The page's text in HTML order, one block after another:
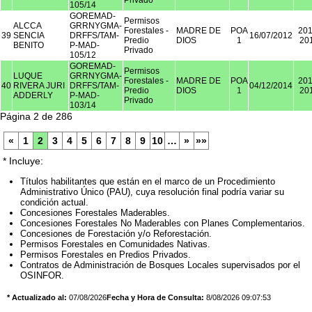
105/14
39
ALCCA
SENCIA
BENITO
GOREMAD-
GRRNYGMA-
DRFFS/TAM-
P-MAD-
105/12
Permisos
Forestales -
Predio
Privado
MADRE DE
DIOS
POA
1
16/07/2012
40
LUQUE
RIVERA JURI
ADDERLY
GOREMAD-
GRRNYGMA-
DRFFS/TAM-
P-MAD-
103/14
Permisos
Forestales -
Predio
Privado
MADRE DE
DIOS
POA
1
04/12/2014
Página 2 de 286
« 1 2 3 4 5 6 7 8 9 10 … » »»
* Incluye:
Títulos habilitantes que están en el marco de un Procedimiento
Administrativo Único (PAU), cuya resolución final podría variar su
condición actual.
Concesiones Forestales Maderables.
Concesiones Forestales No Maderables con Planes Complementarios.
Concesiones de Forestación y/o Reforestación.
Permisos Forestales en Comunidades Nativas.
Permisos Forestales en Predios Privados.
Contratos de Administración de Bosques Locales supervisados por el
OSINFOR.
* Actualizado al: 07/08/2026Fecha y Hora de Consulta: 8/08/2026 09:07:53